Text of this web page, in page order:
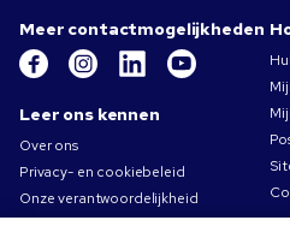
Meer contactmogelijkheden
Leer ons kennen
Over ons
Privacy- en cookiebeleid
Onze verantwoordelijkheid